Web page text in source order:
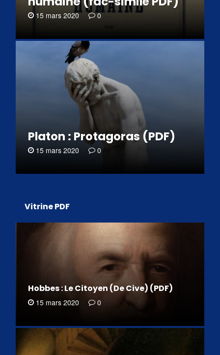
15 mars 2020 0
Platon : Protagoras (PDF)
15 mars 2020 0
Vitrine PDF
Hobbes : Le Citoyen (De Cive) (PDF)
15 mars 2020 0